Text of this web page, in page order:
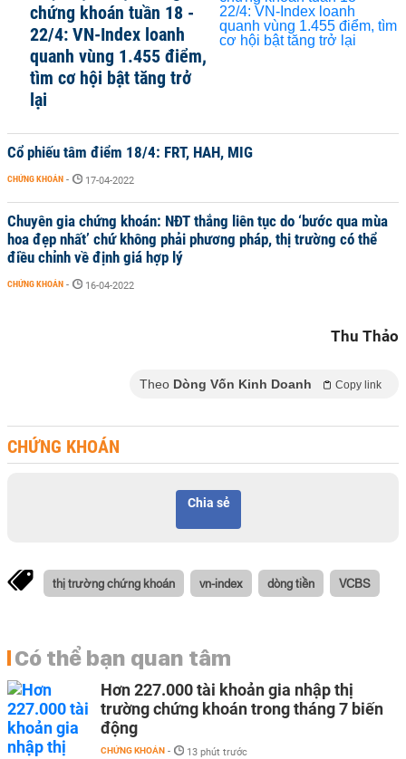
chứng khoán tuần 18 -
22/4: VN-Index loanh
quanh vùng 1.455 điểm,
tìm cơ hội bật tăng trở
lại
Cổ phiếu tâm điểm 18/4: FRT, HAH, MIG
CHỨNG KHOÁN - 17-04-2022
Chuyên gia chứng khoán: NĐT thắng liên tục do ‘bước qua mùa
hoa đẹp nhất’ chứ không phải phương pháp, thị trường có thể
điều chỉnh về định giá hợp lý
CHỨNG KHOÁN - 16-04-2022
Thu Thảo
Theo Dòng Vốn Kinh Doanh Copy link
CHỨNG KHOÁN
Chia sẻ
thị trường chứng khoán vn-index dòng tiền VCBS
Có thể bạn quan tâm
Hơn 227.000 tài khoản gia nhập thị
trường chứng khoán trong tháng 7 biến
động
CHỨNG KHOÁN - 13 phút trước